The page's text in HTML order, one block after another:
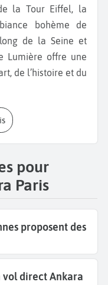
la Tour Eiffel, la
bohème de
de la Seine et
Lumière offre une
de l’histoire et du
pour
Paris
proposent des
vol direct Ankara